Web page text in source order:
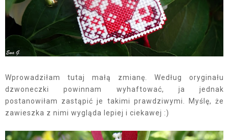
Wprowadziłam tutaj małą zmianę. Według oryginału
dzwoneczki powinnam wyhaftować, ja jednak
postanowiłam zastąpić je takimi prawdziwymi. Myślę, że
zawieszka z nimi wygląda lepiej i ciekawej :)